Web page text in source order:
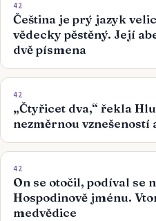
42
Čeština je prý jazyk
vědecky pěstěný. Její
dvě písmena
42
„Čtyřicet dva,“ řekla
nezměrnou vznešeností
42
On se otočil, podíval se
Hospodinově jménu.
medvědice